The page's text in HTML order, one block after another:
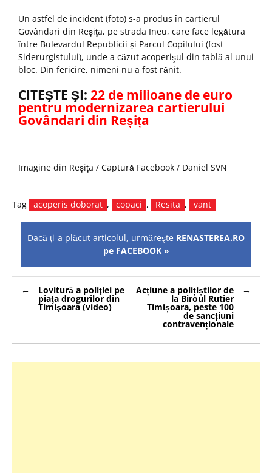
Un astfel de incident (foto) s-a produs în cartierul
Govândari din Reşiţa, pe strada Ineu, care face legătura
între Bulevardul Republicii și Parcul Copilului (fost
Siderurgistului), unde a căzut acoperişul din tablă al unui
bloc. Din fericire, nimeni nu a fost rănit.
CITEŞTE ŞI: 22 de milioane de euro
pentru modernizarea cartierului
Govândari din Reșița
Imagine din Reşiţa / Captură Facebook / Daniel SVN
Tag acoperis doborat , copaci , Resita , vant
Dacă ţi-a plăcut articolul, urmăreşte RENASTEREA.RO
pe FACEBOOK »
Navigare
în
articole
Lovitură a poliţiei pe
piaţa drogurilor din
Timişoara (video)
Acțiune a polițiștilor de
la Biroul Rutier
Timișoara, peste 100
de sancțiuni
contravenționale